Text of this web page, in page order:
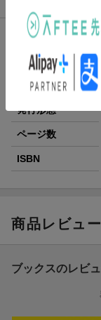
発売日
レーベル
出版社
発行形態
ページ数
ISBN
商品レビュー
ブックスのレビ